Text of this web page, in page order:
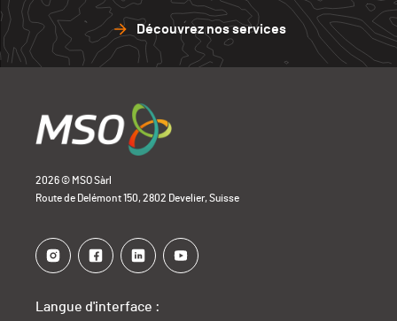
Découvrez nos services
2026 © MSO Sàrl
Route de Delémont 150, 2802 Develier, Suisse
Langue d'interface :